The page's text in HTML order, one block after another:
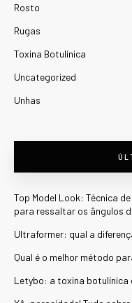
Rosto
Rugas
Toxina Botulínica
Uncategorized
Unhas
Top Model Look: Técnica
para ressaltar os ângulos
Ultraformer: qual a
Qual é o melhor método
Letybo: a toxina botulínica